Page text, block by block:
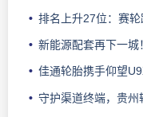
排名上升27位：赛轮
新能源配套再下一
佳通轮胎携手仰望U9X
守护渠道终端，贵州轮